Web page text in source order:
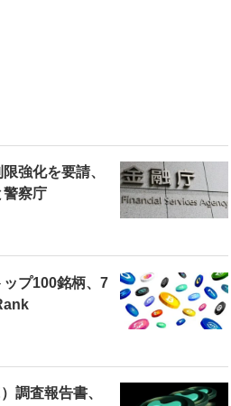
強化を要請、
察庁
プ100銘柄、7
調査報告書、